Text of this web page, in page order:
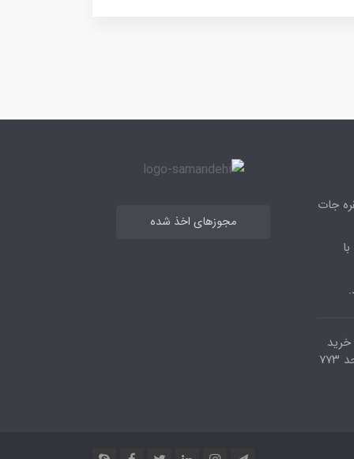
جات
خرید
مجوزهای اخذ شده